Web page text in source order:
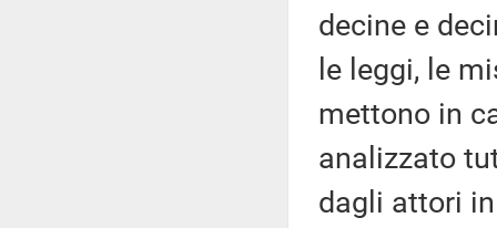
decine e
le leggi, le
mettono in
analizzato
dagli attori